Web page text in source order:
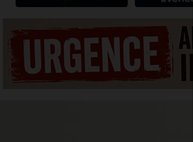
8
4
61
Il